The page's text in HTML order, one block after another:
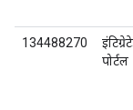
134488270
पोर्टल